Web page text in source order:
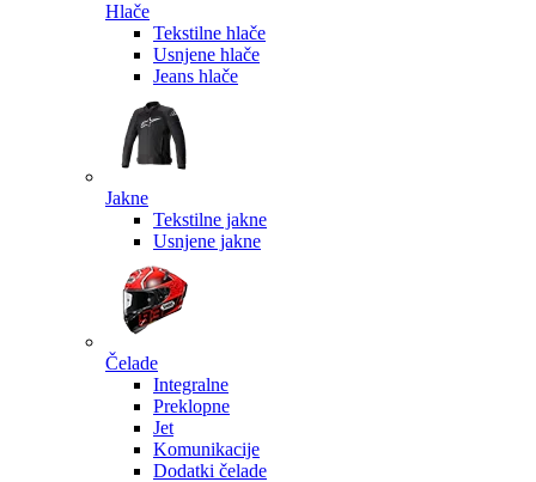
Hlače
Tekstilne hlače
Usnjene hlače
Jeans hlače
Jakne
Tekstilne jakne
Usnjene jakne
Čelade
Integralne
Preklopne
Jet
Komunikacije
Dodatki čelade